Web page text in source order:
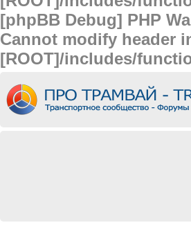
[phpBB Debug] PHP
Cannot modify header
[ROOT]/includes/